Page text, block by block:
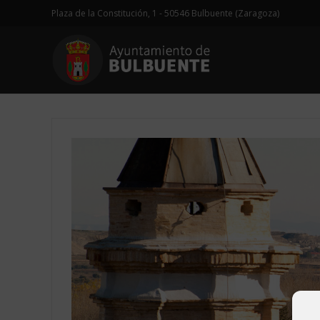
Plaza de la Constitución, 1 - 50546 Bulbuente (Zaragoza)